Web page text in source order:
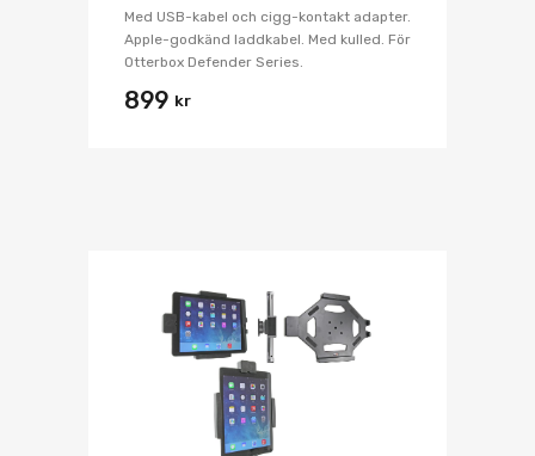
Med USB-kabel och cigg-kontakt adapter.
Apple-godkänd laddkabel. Med kulled. För
Otterbox Defender Series.
899 kr